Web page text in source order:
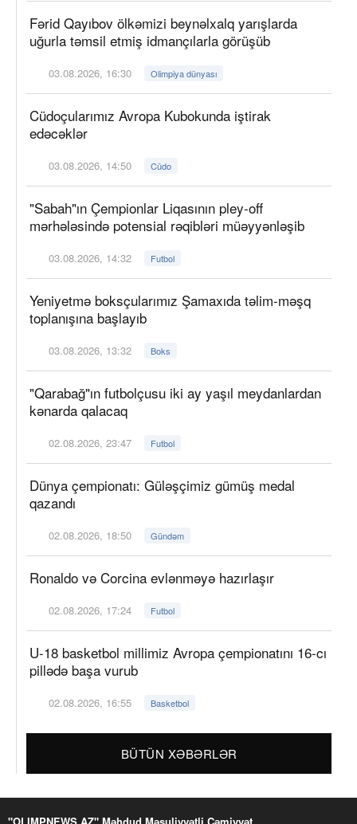
Fərid Qayıbov ölkəmizi beynəlxalq yarışlarda
uğurla təmsil etmiş idmançılarla görüşüb
03.08.2026, 16:30 Olimpiya dünyası
Cüdoçularımız Avropa Kubokunda iştirak
edəcəklər
03.08.2026, 14:50 Cüdo
"Sabah"ın Çempionlar Liqasının pley-off
mərhələsində potensial rəqibləri müəyyənləşib
03.08.2026, 14:32 Futbol
Yeniyetmə boksçularımız Şamaxıda təlim-məşq
toplanışına başlayıb
03.08.2026, 13:32 Boks
"Qarabağ"ın futbolçusu iki ay yaşıl meydanlardan
kənarda qalacaq
02.08.2026, 23:47 Futbol
Dünya çempionatı: Güləşçimiz gümüş medal
qazandı
02.08.2026, 18:50 Gündəm
Ronaldo və Corcina evlənməyə hazırlaşır
02.08.2026, 17:24 Futbol
U-18 basketbol millimiz Avropa çempionatını 16-cı
pillədə başa vurub
02.08.2026, 16:55 Basketbol
BÜTÜN XƏBƏRLƏR